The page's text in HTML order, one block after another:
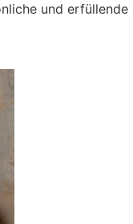
und erfüllende